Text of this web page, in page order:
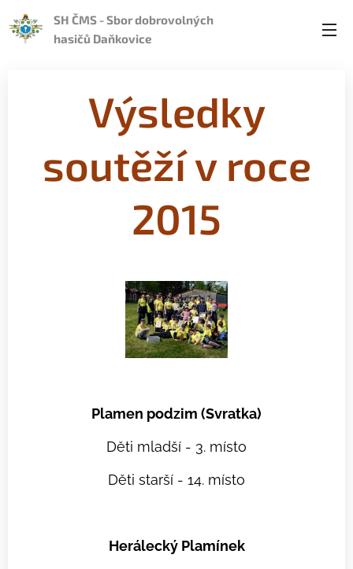
SH ČMS - Sbor dobrovolných
hasičů Daňkovice
Výsledky
soutěží v roce
2015
Plamen podzim (Svratka)
Děti mladší - 3. místo
Děti starší - 14. místo
Herálecký Plamínek